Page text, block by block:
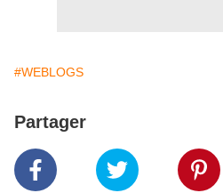
#WEBLOGS
Partager